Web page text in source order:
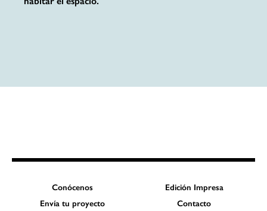
Conócenos
Edición Impresa
Envía tu proyecto
Contacto